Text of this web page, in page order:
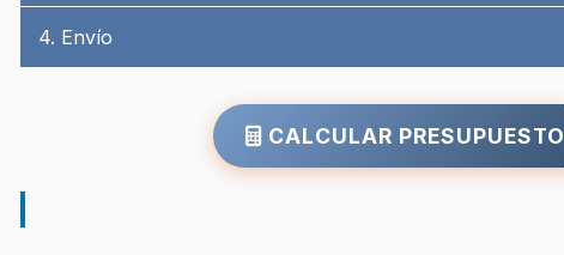
4. Envío
CALCULAR PRESUPUESTO